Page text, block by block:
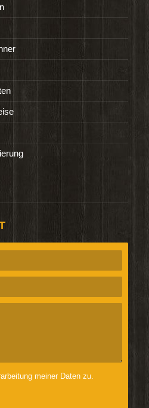
meiner Daten zu.